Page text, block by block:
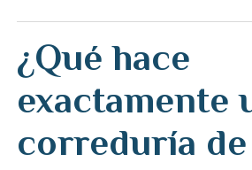
¿Qué hace
exactamente
correduría de